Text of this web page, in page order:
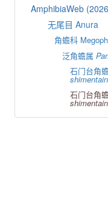
AmphibiaWeb
无尾目 Anura
角蟾科
泛角蟾属
石门台角
石门台角